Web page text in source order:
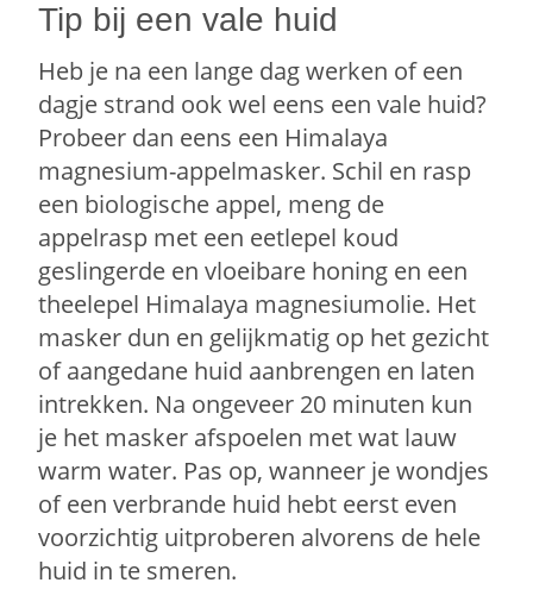
Tip bij een vale huid
Heb je na een lange dag werken of een
dagje strand ook wel eens een vale huid?
Probeer dan eens een Himalaya
magnesium-appelmasker. Schil en rasp
een biologische appel, meng de
appelrasp met een eetlepel koud
geslingerde en vloeibare honing en een
theelepel Himalaya magnesiumolie. Het
masker dun en gelijkmatig op het gezicht
of aangedane huid aanbrengen en laten
intrekken. Na ongeveer 20 minuten kun
je het masker afspoelen met wat lauw
warm water. Pas op, wanneer je wondjes
of een verbrande huid hebt eerst even
voorzichtig uitproberen alvorens de hele
huid in te smeren.